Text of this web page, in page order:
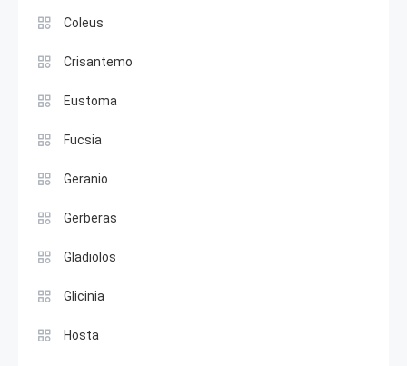
Coleus
Crisantemo
Eustoma
Fucsia
Geranio
Gerberas
Gladiolos
Glicinia
Hosta